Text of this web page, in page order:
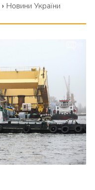
› Новини України